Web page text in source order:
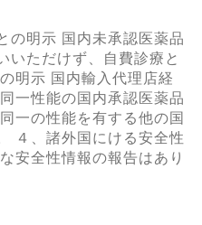
の明示 国内未承認医薬品
いただけず、自費診療と
明示 国内輸入代理店経
一性能の国内承認医薬品
一の性能を有する他の国
４、諸外国にける安全性
安全性情報の報告はあり